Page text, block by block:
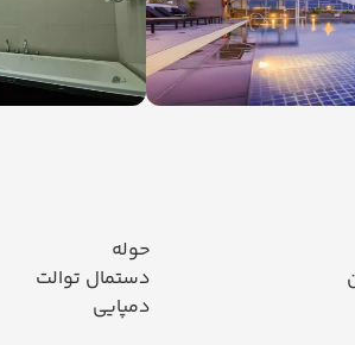
حوله
دستمال توالت
دمپایی